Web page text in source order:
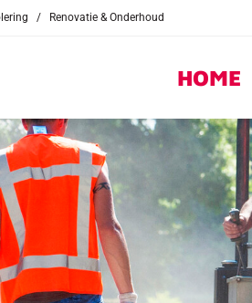
/ Renovatie & Onderhoud
HOME